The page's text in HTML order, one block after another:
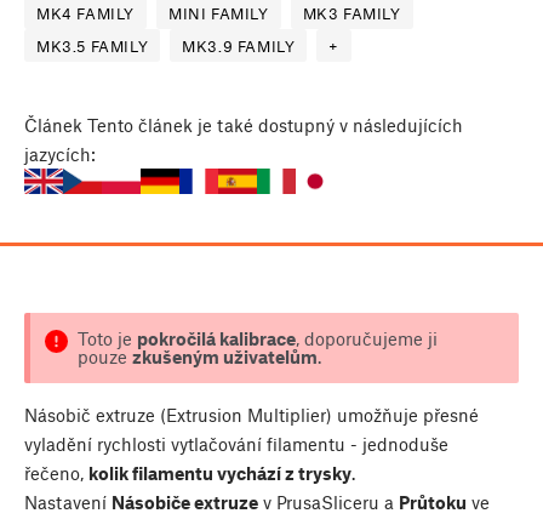
MK4 FAMILY MINI FAMILY
MK3 FAMILY
MK3.5 FAMILY
MK3.9 FAMILY +
Článek Tento článek je také dostupný v následujících
jazycích:
Toto je pokročilá kalibrace, doporučujeme ji
pouze zkušeným uživatelům.
Násobič extruze (Extrusion Multiplier) umožňuje přesné
vyladění rychlosti vytlačování filamentu - jednoduše
řečeno, kolik filamentu vychází z trysky.
Nastavení Násobiče extruze v PrusaSliceru a Průtoku ve